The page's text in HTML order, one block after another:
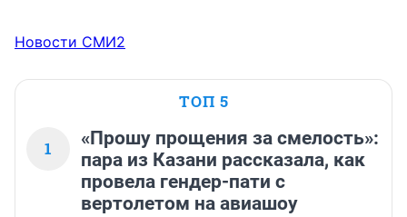
Новости СМИ2
ТОП 5
1
«Прошу прощения за смелость»:
пара из Казани рассказала, как
провела гендер-пати с
вертолетом на авиашоу